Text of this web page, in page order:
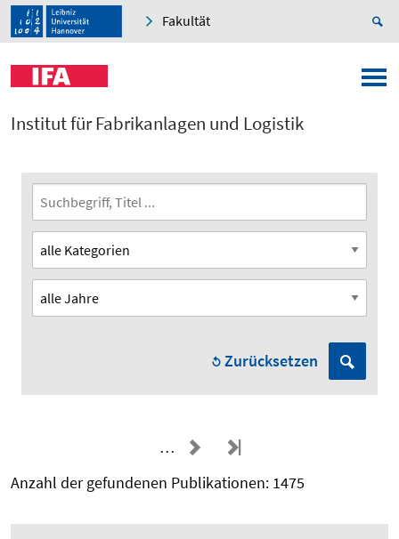
Fakultät
Institut für Fabrikanlagen und Logistik
Zurücksetzen
…
Anzahl der gefundenen Publikationen: 1475